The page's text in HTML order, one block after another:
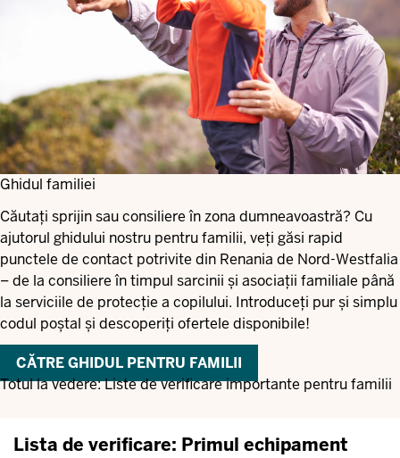
Ghidul familiei
Căutați sprijin sau consiliere în zona dumneavoastră? Cu
ajutorul ghidului nostru pentru familii, veți găsi rapid
punctele de contact potrivite din Renania de Nord-Westfalia
– de la consiliere în timpul sarcinii și asociații familiale până
la serviciile de protecție a copilului. Introduceți pur și simplu
codul poștal și descoperiți ofertele disponibile!
CĂTRE GHIDUL PENTRU FAMILII
Totul la vedere: Liste de verificare importante pentru familii
Lista de verificare: Primul echipament